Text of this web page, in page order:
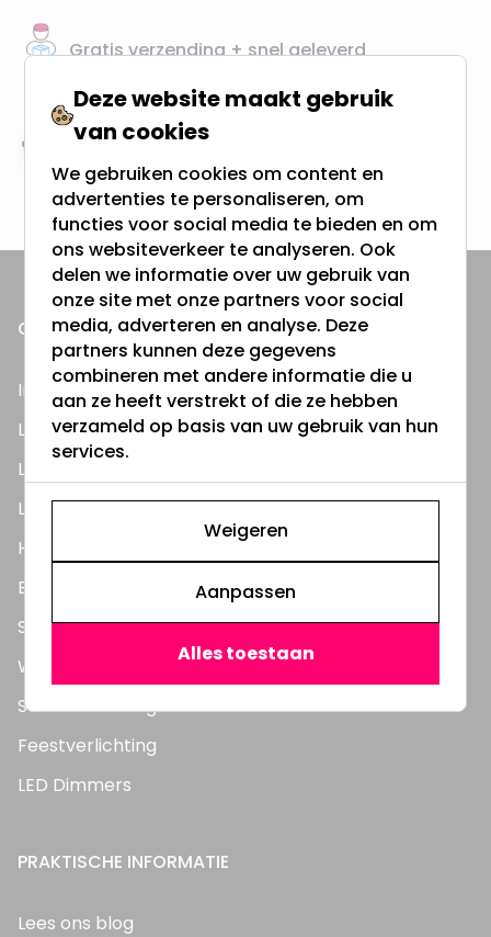
Gratis verzending + snel geleverd
& 100 dagen recht op retour
3000m2 - 60.000+ Producten
ONZE PRODUCTEN
Inbouwspots
LED Lampen
LED TL Buizen
LED Panelen
Highbay's / Ufo's
Bouwlampen
Straatlampen
Wandlampen
Solar verlichting
Feestverlichting
LED Dimmers
PRAKTISCHE INFORMATIE
Lees ons blog
Deze website maakt gebruik
van cookies
We gebruiken cookies om content en
advertenties te personaliseren, om
functies voor social media te bieden en om
ons websiteverkeer te analyseren. Ook
delen we informatie over uw gebruik van
onze site met onze partners voor social
media, adverteren en analyse. Deze
partners kunnen deze gegevens
combineren met andere informatie die u
aan ze heeft verstrekt of die ze hebben
verzameld op basis van uw gebruik van hun
services.
Weigeren
Aanpassen
Alles toestaan